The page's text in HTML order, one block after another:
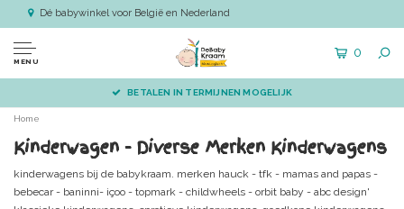
Dé babywinkel voor België en Nederland
MENU
0
VÓÓR 14.00 BESTELD, DIRECT VERZONDEN
Home
Kinderwagen - Diverse Merken Kinderwagens
kinderwagens bij de babykraam. merken hauck - tfk - mamas and papas -
bebecar - baninni- içoo - topmark - childwheels - orbit baby - abc design'